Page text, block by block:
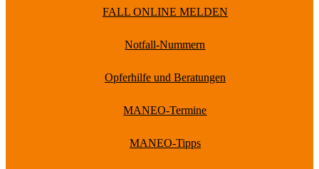
FALL ONLINE MELDEN
Notfall-Nummern
Opferhilfe und Beratungen
MANEO-Termine
MANEO-Tipps